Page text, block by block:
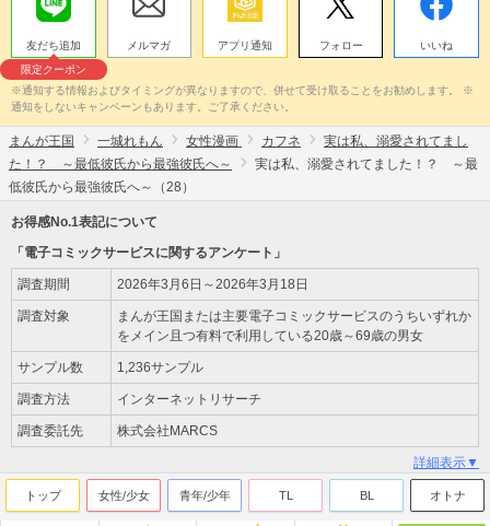
友だち追加
限定クーポン
メルマガ アプリ通知 フォロー いいね
※通知する情報およびタイミングが異なりますので、併せて受け取ることをお勧めします。 ※
通知をしないキャンペーンもあります。ご了承ください。
まんが王国 一城れもん 女性漫画 カフネ
実は私、溺愛されてまし
た！？ ～最低彼氏から最強彼氏へ～
実は私、溺愛されてました！？ ～最
低彼氏から最強彼氏へ～（28）
お得感No.1表記について
「電子コミックサービスに関するアンケート」
調査期間 2026年3月6日～2026年3月18日
調査対象
まんが王国または主要電子コミックサービスのうちいずれか
をメイン且つ有料で利用している20歳～69歳の男女
サンプル数 1,236サンプル
調査方法 インターネットリサーチ
調査委託先 株式会社MARCS
詳細表示▼
トップ 女性/少女 青年/少年 TL BL オトナ